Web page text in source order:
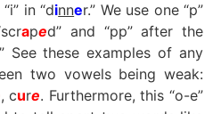
in “dinner.” We use one “p”
aped” and “pp” after the
See these examples of any
two vowels being weak:
, cure. Furthermore, this “o-e”